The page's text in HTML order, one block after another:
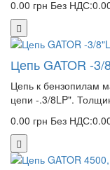
0.00 грн Без
Цепь GATOR -
Цепь к бензопилам
цепи -.3/8LP".
0.00 грн Без